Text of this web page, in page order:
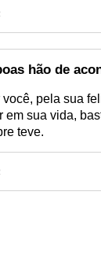
hão de
você, pela sua
em sua vida,
teve.